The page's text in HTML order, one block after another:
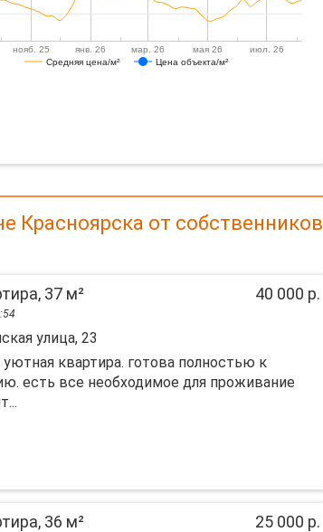
Средняя цена/м² Цена объекта/м²
нояб. 25 янв. 26 мар. 26 мая 26 июл. 26
Красноярска от собственников
37 м² 40 000 р.
улица, 23
квартира. готова полностью к
есть все необходимое для проживание
36 м² 25 000 р.